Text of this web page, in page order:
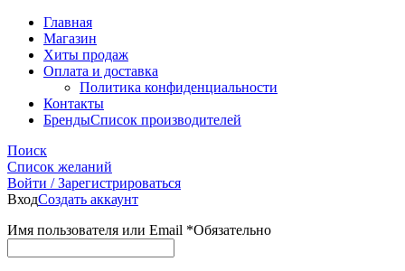
Главная
Магазин
Хиты продаж
Оплата и доставка
Политика конфиденциальности
Контакты
БрендыСписок производителей
Поиск
Список желаний
Войти / Зарегистрироваться
ВходСоздать аккаунт
Имя пользователя или Email *Обязательно